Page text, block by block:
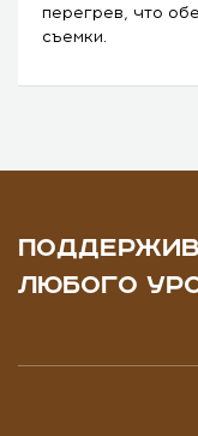
перегрев, что
съемки.
ЛЮБОГО